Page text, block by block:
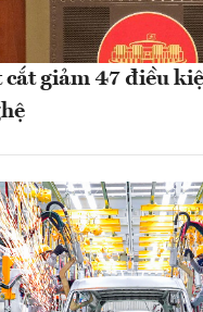
giảm 47 điều